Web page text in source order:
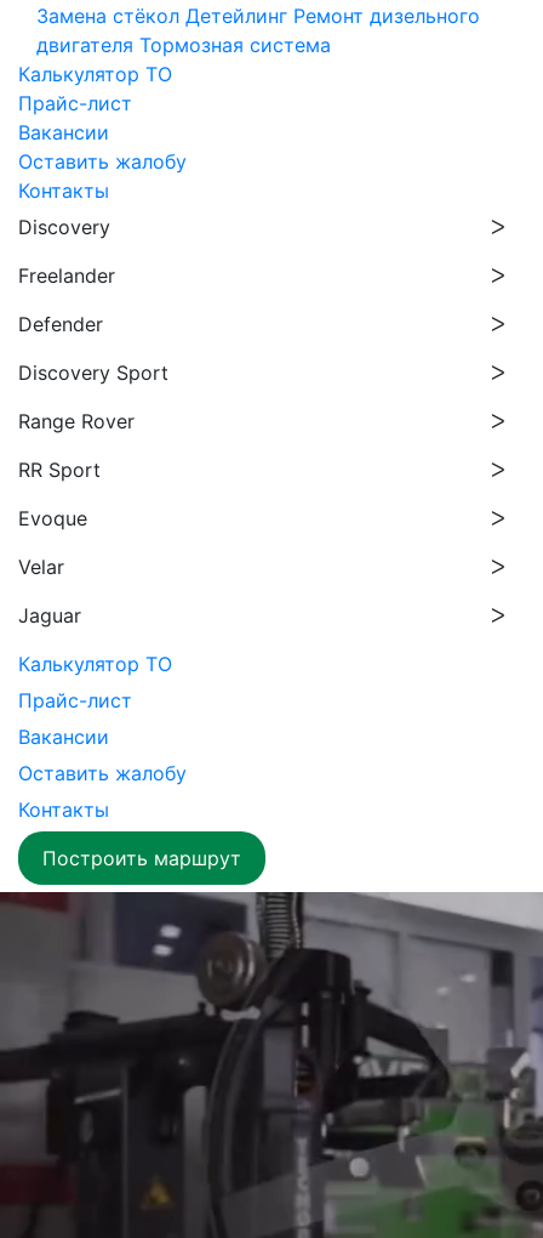
Замена стёкол Детейлинг Ремонт дизельного
двигателя Тормозная система
Калькулятор ТО
Прайс-лист
Вакансии
Оставить жалобу
Контакты
Discovery
Freelander
Defender
Discovery Sport
Range Rover
RR Sport
Evoque
Velar
Jaguar
Калькулятор ТО
Прайс-лист
Вакансии
Оставить жалобу
Контакты
Построить маршрут